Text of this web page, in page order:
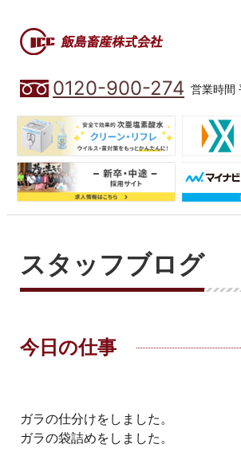
0120-900-274 営業時間
スタッフブログ
今日の仕事
ガラの仕分けをしました。
ガラの袋詰めをしました。